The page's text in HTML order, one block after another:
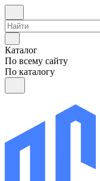
Каталог
По всему сайту
По каталогу